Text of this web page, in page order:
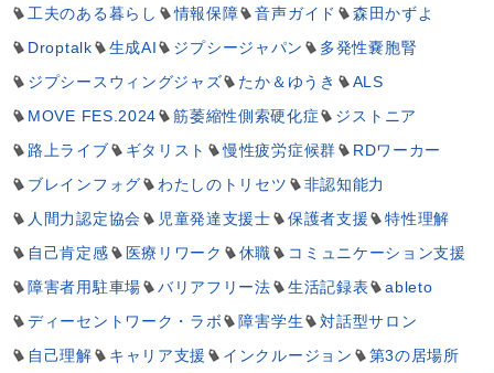
工夫のある暮らし
情報保障 音声ガイド
森田かずよ
Droptalk
生成AI ジプシージャパン
多発性嚢胞腎
ジプシースウィングジャズ
たか＆ゆうき
ALS
MOVE FES.2024
筋萎縮性側索硬化症
ジストニア
路上ライブ
ギタリスト 慢性疲労症候群
RDワーカー
ブレインフォグ
わたしのトリセツ
非認知能力
人間力認定協会
児童発達支援士 保護者支援
特性理解
自己肯定感
医療リワーク 休職
コミュニケーション支援
障害者用駐車場
バリアフリー法 生活記録表
ableto
ディーセントワーク・ラボ
障害学生
対話型サロン
自己理解
キャリア支援 インクルージョン
第3の居場所